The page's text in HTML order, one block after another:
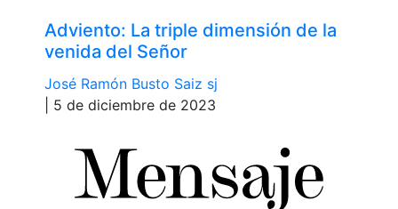
Adviento: La triple dimensión de la
venida del Señor
José Ramón Busto Saiz sj
| 5 de diciembre de 2023